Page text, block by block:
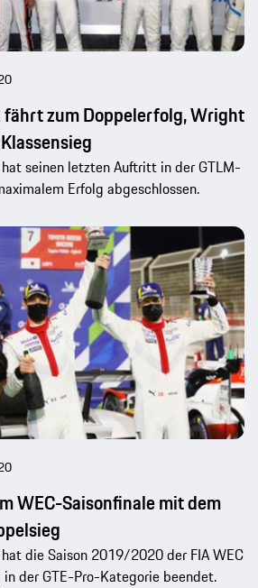
fährt zum Doppelerfolg, Wright
hat seinen letzten Auftritt in der GTLM-
Erfolg abgeschlossen.
WEC-Saisonfinale mit dem
hat die Saison 2019/2020 der FIA WEC
der GTE-Pro-Kategorie beendet.